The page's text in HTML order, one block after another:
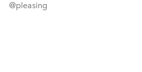
@pleasing